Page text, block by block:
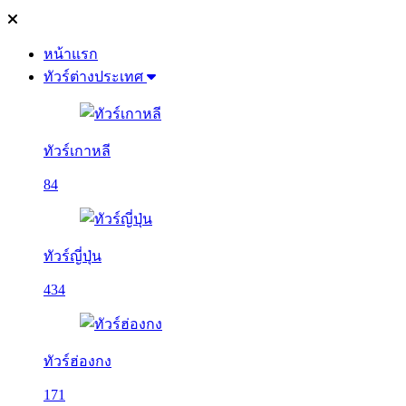
หน้าแรก
ทัวร์ต่างประเทศ
ทัวร์เกาหลี
84
ทัวร์ญี่ปุ่น
434
ทัวร์ฮ่องกง
171